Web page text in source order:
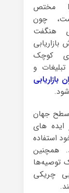
مختص
چون
هنگفت
کوچک
و
بازاریابی
سطح جهان
از ایده های
استفاده
همچنین
توصیه‌ها
چریکی